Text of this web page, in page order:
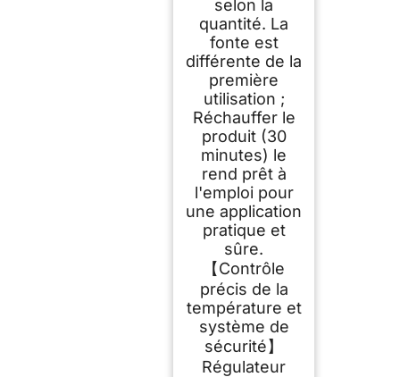
selon la
quantité. La
fonte est
différente de la
première
utilisation ;
Réchauffer le
produit (30
minutes) le
rend prêt à
l'emploi pour
une application
pratique et
sûre.
【Contrôle
précis de la
température et
système de
sécurité】
Régulateur